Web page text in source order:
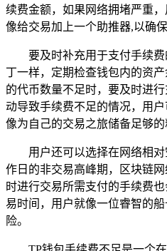
续费金额，如果网络拥堵严重
像给交易加上一个助推器,以确
要及时补充用于支付手续
丁一样，定期检查钱包内的资
的代币数量不足时，要及时进
动导致手续费不足的情况，用
像为自己的交易之旅储备足够的
用户还可以选择在网络相
作日的非交易高峰期，区块链
时进行交易所需支付的手续费
易时间，用户就像一位睿智的
险。